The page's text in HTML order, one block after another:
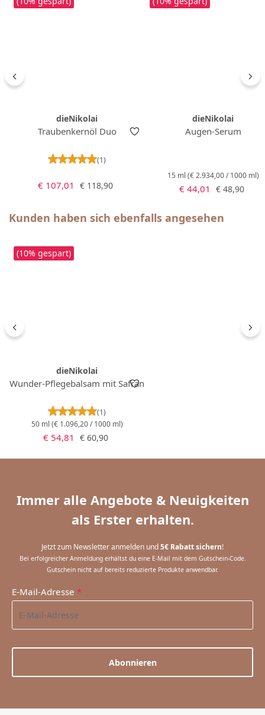
dieNikolai
Traubenkernöl Duo
Durchschnittliche Bewertung von 5 von 5
(1)
Verkaufspreis:
€ 107,01 Regulärer Preis:
€ 118,90
dieNikolai
Augen-Serum
15 ml (€ 2.934,00 / 1000 ml)
Verkaufspreis:
€ 44,01 Regulärer
€ 48,90
Produktgalerie überspringen
Kunden haben sich ebenfalls angesehen
(10% gespart)
dieNikolai
Wunder-Pflegebalsam mit Safran
Durchschnittliche Bewertung von 5 von 5
(1)
50 ml (€ 1.096,20 / 1000 ml)
Verkaufspreis:
€ 54,81 Regulärer Preis:
€ 60,90
Immer alle Angebote & Neuigkeiten
als Erster erhalten.
Jetzt zum Newsletter anmelden und5€ Rabatt sichern!
Bei erfolgreicher Anmeldung erhältst du eine E-Mail mit dem Gutschein-Code.
Gutschein nicht auf bereits reduzierte Produkte anwendbar.
E-Mail-Adresse *
Abonnieren